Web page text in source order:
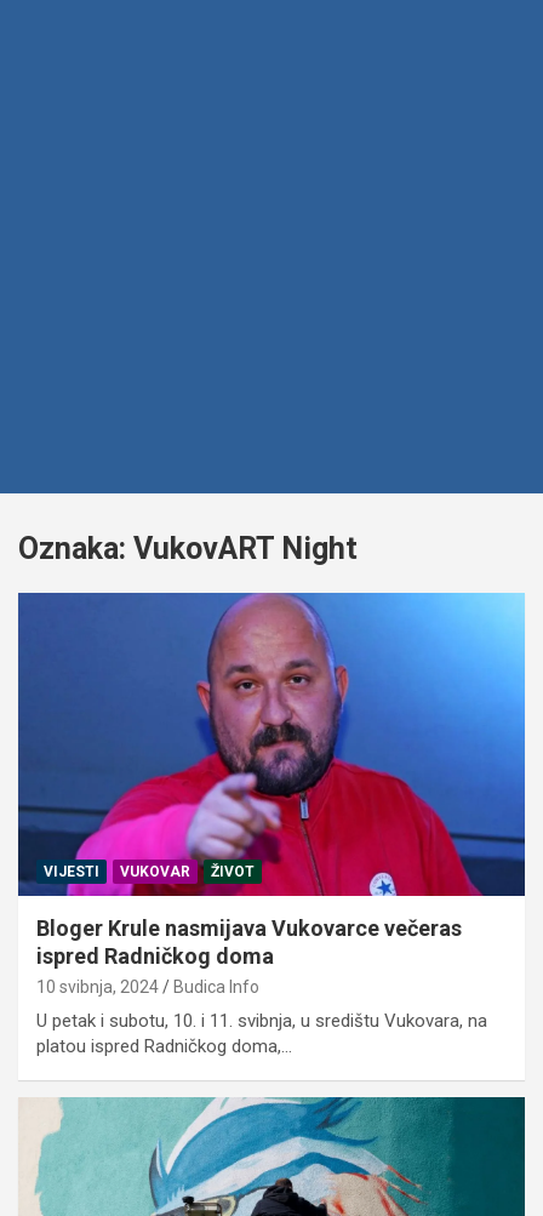
Oznaka: VukovART Night
VIJESTI VUKOVAR ŽIVOT
Bloger Krule nasmijava Vukovarce večeras
ispred Radničkog doma
10 svibnja, 2024 Budica Info
U petak i subotu, 10. i 11. svibnja, u središtu Vukovara, na
platou ispred Radničkog doma,…